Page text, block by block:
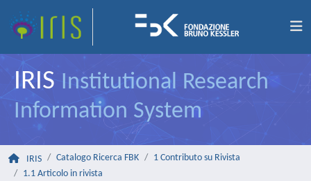
IRIS Institutional Research
Information System
IRIS Catalogo Ricerca FBK
1 Contributo su Rivista
1.1 Articolo in rivista